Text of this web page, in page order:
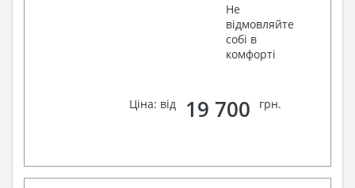
Не
відмовляйте
собі в
комфорті
Ціна: від 19 700 грн.